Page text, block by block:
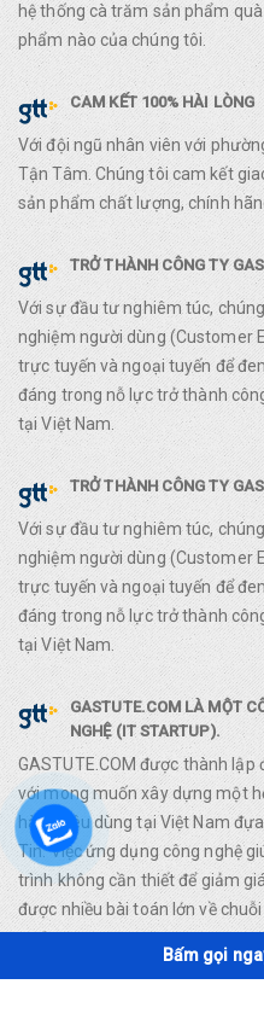
hệ thống cà trăm sản phẩm
phẩm nào của chúng tôi.
CAM KẾT 100% HÀI LÒNG
Với đội ngũ nhân viên với
Tận Tâm. Chúng tôi cam kết
sản phẩm chất lượng, chính
TRỞ THÀNH CÔNG TY
Với sự đầu tư nghiêm túc,
nghiệm người dùng (Customer
trực tuyến và ngoại tuyến để
đáng trong nỗ lực trở thành
tại Việt Nam.
TRỞ THÀNH CÔNG TY
Với sự đầu tư nghiêm túc,
nghiệm người dùng (Customer
trực tuyến và ngoại tuyến để
đáng trong nỗ lực trở thành
tại Việt Nam.
GASTUTE.COM LÀ MỘT
NGHỆ (IT STARTUP).
GASTUTE.COM được thành lập
với mong muốn xây dựng một
hàng tiêu dùng tại Việt Nam
Tin. Việc ứng dụng công nghệ
trình không cần thiết để giảm
được nhiều bài toán lớn về
nước.
Bấm gọi